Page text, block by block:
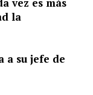
vez es más
la
a su jefe de